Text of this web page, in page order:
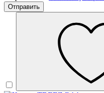
Отправить